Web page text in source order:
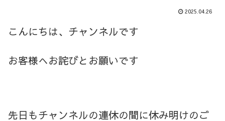
2025.04.26
こんにちは、チャンネルです
お客様へお詫びとお願いです
先日もチャンネルの連休の間に休み明けのご